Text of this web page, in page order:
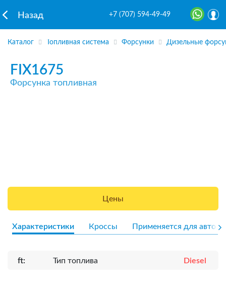
Назад +7 (707) 594-49-49
Каталог Топливная система Форсунки Дизельные
FIX1675
Форсунка топливная
Цены
Характеристики Кроссы Применяется для авто
ft: Тип топлива Diesel